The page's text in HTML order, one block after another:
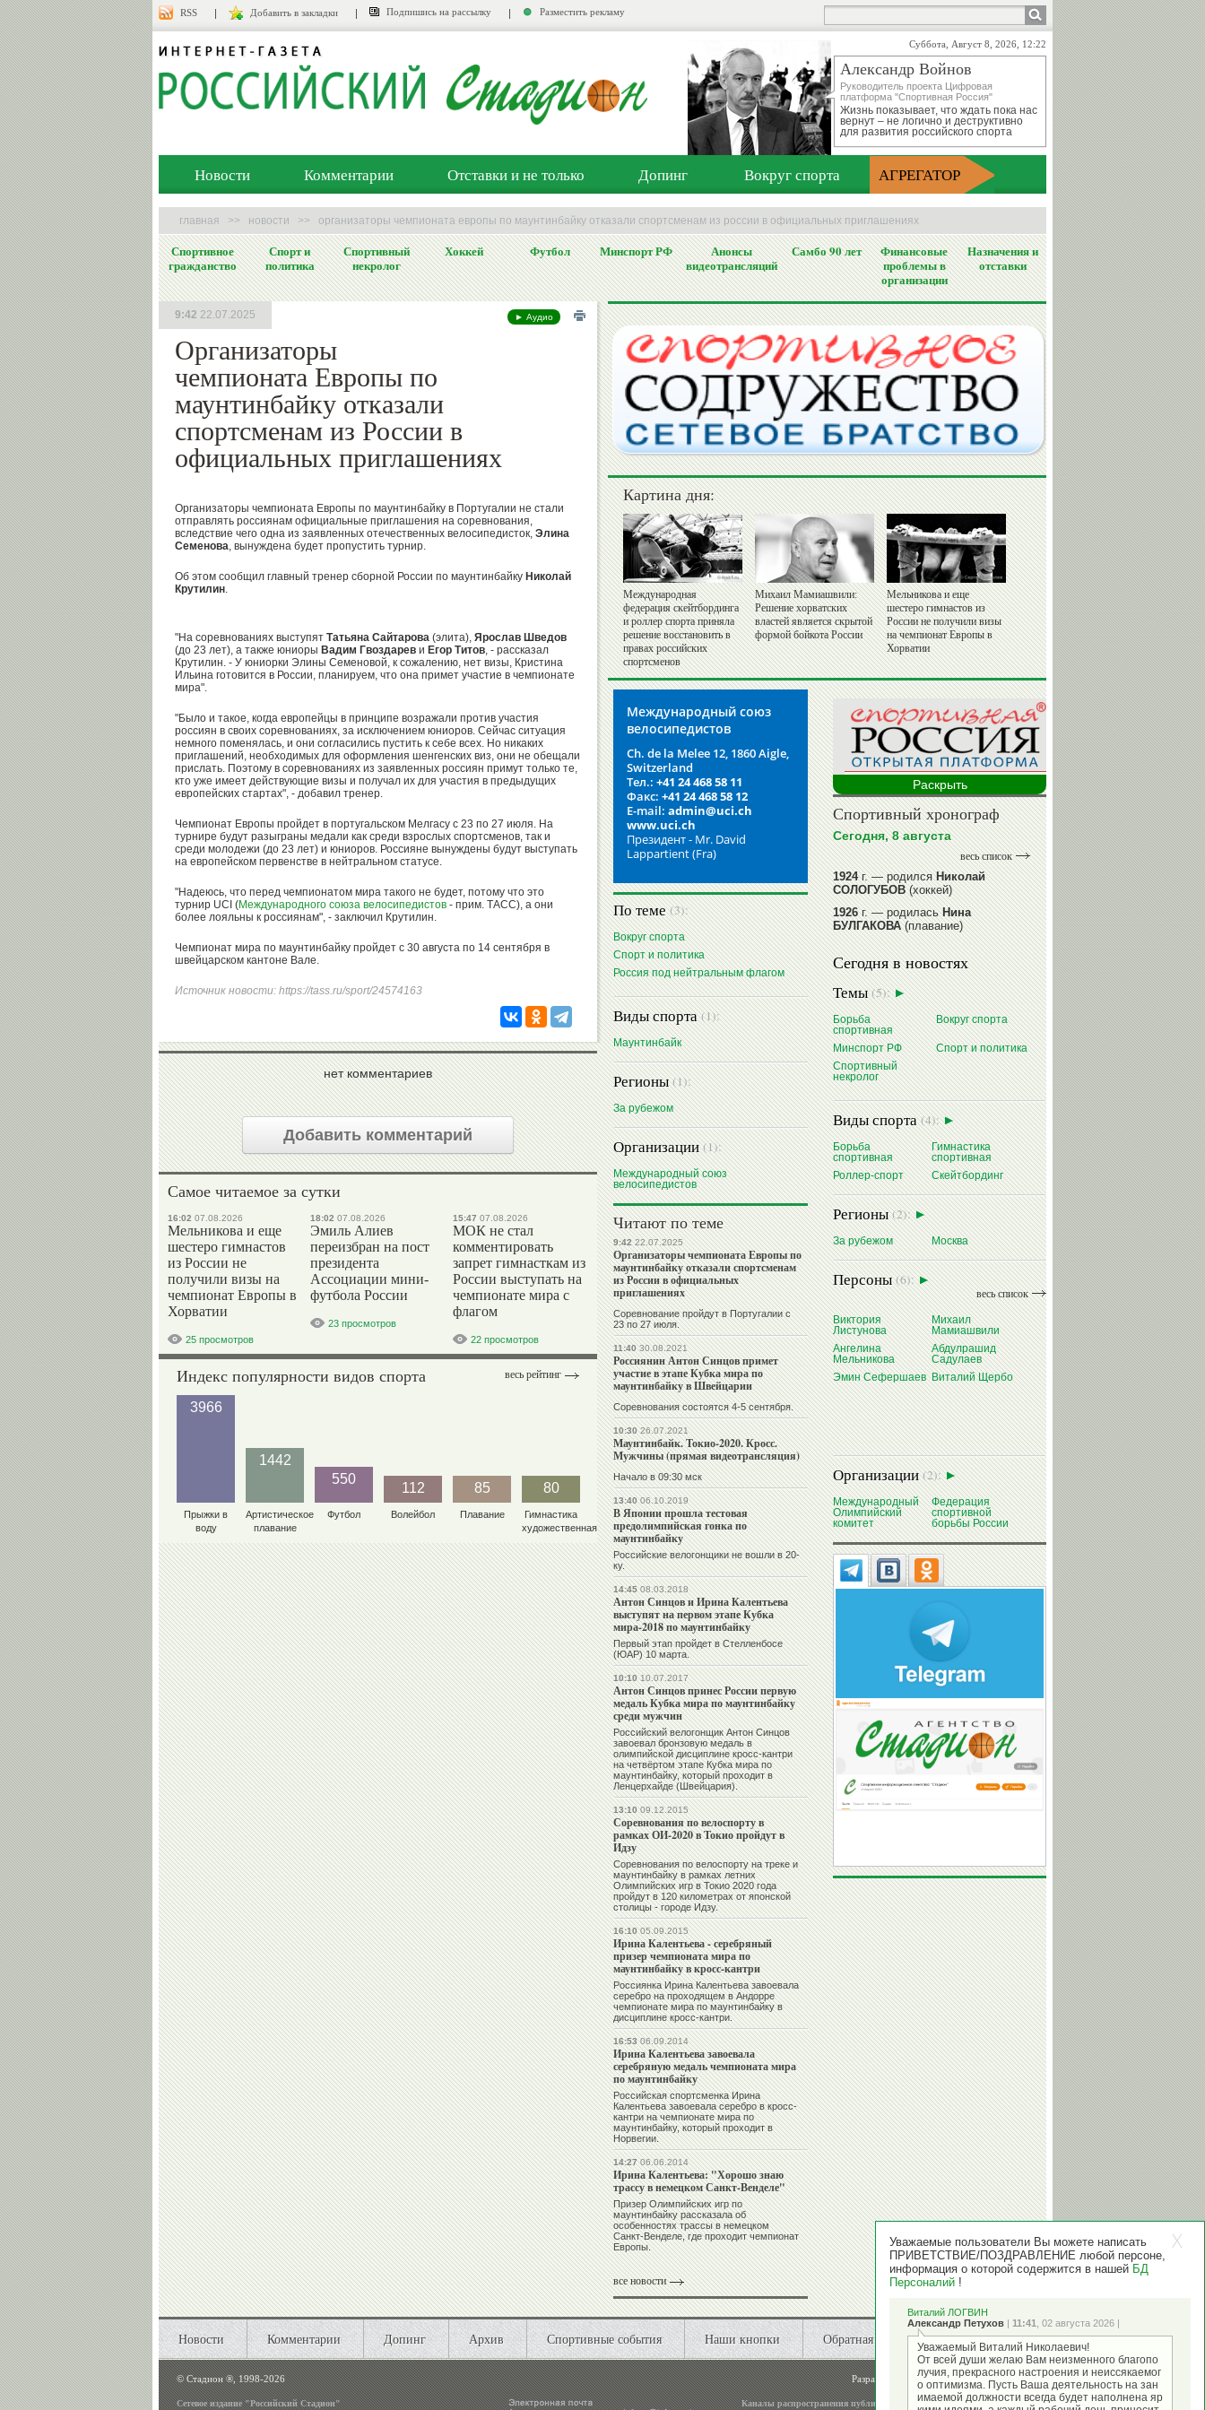
RSS Добавить в закладки Подпишись на рассылку Разместить рекламу
Суббота, Август 8, 2026, 12:22
Александр Войнов
Руководитель проекта Цифровая
платформа "Спортивная Россия"
Жизнь показывает, что ждать пока нас
вернут – не логично и деструктивно
для развития российского спорта
Новости Комментарии Отставки и не только Допинг Вокруг спорта АГРЕГАТОР
главная >> новости >> организаторы чемпионата европы по маунтинбайку отказали спортсменам из россии в официальных приглашениях
Спортивное
гражданство
Спорт и
политика
Спортивный
некролог
Хоккей Футбол Минспорт РФ
Анонсы
видеотрансляций
Самбо 90 лет
Финансовые
проблемы в
организации
Назначения и
отставки
► Аудио
Организаторы
чемпионата Европы по
маунтинбайку отказали
спортсменам из России в
официальных приглашениях
9:42 22.07.2025
Организаторы чемпионата Европы по маунтинбайку в Португалии не стали
отправлять россиянам официальные приглашения на соревнования,
вследствие чего одна из заявленных отечественных велосипедисток, Элина
Семенова, вынуждена будет пропустить турнир.
Об этом сообщил главный тренер сборной России по маунтинбайку Николай
Крутилин.
"На соревнованиях выступят Татьяна Сайтарова (элита), Ярослав Шведов
(до 23 лет), а также юниоры Вадим Гвоздарев и Егор Титов, - рассказал
Крутилин. - У юниорки Элины Семеновой, к сожалению, нет визы, Кристина
Ильина готовится в России, планируем, что она примет участие в чемпионате
мира".
"Было и такое, когда европейцы в принципе возражали против участия
россиян в своих соревнованиях, за исключением юниоров. Сейчас ситуация
немного поменялась, и они согласились пустить к себе всех. Но никаких
приглашений, необходимых для оформления шенгенских виз, они не обещали
прислать. Поэтому в соревнованиях из заявленных россиян примут только те,
кто уже имеет действующие визы и получал их для участия в предыдущих
европейских стартах", - добавил тренер.
Чемпионат Европы пройдет в португальском Мелгасу с 23 по 27 июля. На
турнире будут разыграны медали как среди взрослых спортсменов, так и
среди молодежи (до 23 лет) и юниоров. Россияне вынуждены будут выступать
на европейском первенстве в нейтральном статусе.
"Надеюсь, что перед чемпионатом мира такого не будет, потому что это
турнир UCI (Международного союза велосипедистов - прим. ТАСС), а они
более лояльны к россиянам", - заключил Крутилин.
Чемпионат мира по маунтинбайку пройдет с 30 августа по 14 сентября в
швейцарском кантоне Вале.
Источник новости: https://tass.ru/sport/24574163
нет комментариев
Добавить комментарий
Самое читаемое за сутки
16:02 07.08.2026
Мельникова и еще
шестеро гимнастов
из России не
получили визы на
чемпионат Европы в
Хорватии
25 просмотров
18:02 07.08.2026
Эмиль Алиев
переизбран на пост
президента
Ассоциации мини-
футбола России
23 просмотров
15:47 07.08.2026
МОК не стал
комментировать
запрет гимнасткам из
России выступать на
чемпионате мира с
флагом
22 просмотров
весь рейтинг
Индекс популярности видов спорта
3966
Прыжки в
воду
1442
Артистическое
плавание
550
Футбол
112
Волейбол
85
Плавание
80
Гимнастика
художественная
Картина дня:
Международная
федерация скейтбординга
и роллер спорта приняла
решение восстановить в
правах российских
спортсменов
Михаил Мамиашвили:
Решение хорватских
властей является скрытой
формой бойкота России
Мельникова и еще
шестеро гимнастов из
России не получили визы
на чемпионат Европы в
Хорватии
Международный союз
велосипедистов
Ch. de la Melee 12, 1860 Aigle,
Switzerland
Тел.: +41 24 468 58 11
Факс: +41 24 468 58 12
E-mail: admin@uci.ch
www.uci.ch
Президент - Mr. David
Lappartient (Fra)
По теме(3):
Вокруг спорта
Спорт и политика
Россия под нейтральным флагом
Виды спорта(1):
Маунтинбайк
Регионы(1):
За рубежом
Организации(1):
Международный союз
велосипедистов
Читают по теме
9:4222.07.2025
Организаторы чемпионата Европы по
маунтинбайку отказали спортсменам
из России в официальных
приглашениях
Соревнование пройдут в Португалии с
23 по 27 июля.
11:4030.08.2021
Россиянин Антон Синцов примет
участие в этапе Кубка мира по
маунтинбайку в Швейцарии
Соревнования состоятся 4-5 сентября.
10:3026.07.2021
Маунтинбайк. Токио-2020. Кросс.
Мужчины (прямая видеотрансляция)
Начало в 09:30 мск
13:4006.10.2019
В Японии прошла тестовая
предолимпийская гонка по
маунтинбайку
Российские велогонщики не вошли в 20-
ку.
14:4508.03.2018
Антон Синцов и Ирина Калентьева
выступят на первом этапе Кубка
мира-2018 по маунтинбайку
Первый этап пройдет в Стелленбосе
(ЮАР) 10 марта.
10:1010.07.2017
Антон Синцов принес России первую
медаль Кубка мира по маунтинбайку
среди мужчин
Российский велогонщик Антон Синцов
завоевал бронзовую медаль в
олимпийской дисциплине кросс-кантри
на четвёртом этапе Кубка мира по
маунтинбайку, который проходит в
Ленцерхайде (Швейцария).
13:1009.12.2015
Соревнования по велоспорту в
рамках ОИ-2020 в Токио пройдут в
Идзу
Соревнования по велоспорту на треке и
маунтинбайку в рамках летних
Олимпийских игр в Токио 2020 года
пройдут в 120 километрах от японской
столицы - городе Идзу.
16:1005.09.2015
Ирина Калентьева - серебряный
призер чемпионата мира по
маунтинбайку в кросс-кантри
Россиянка Ирина Калентьева завоевала
серебро на проходящем в Андорре
чемпионате мира по маунтинбайку в
дисциплине кросс-кантри.
16:5306.09.2014
Ирина Калентьева завоевала
серебряную медаль чемпионата мира
по маунтинбайку
Российская спортсменка Ирина
Калентьева завоевала серебро в кросс-
кантри на чемпионате мира по
маунтинбайку, который проходит в
Норвегии.
14:2706.06.2014
Ирина Калентьева: "Хорошо знаю
трассу в немецком Санкт-Венделе"
Призер Олимпийских игр по
маунтинбайку рассказала об
особенностях трассы в немецком
Санкт-Венделе, где проходит чемпионат
Европы.
все новости
Раскрыть
Спортивный хронограф
Сегодня, 8 августа
весь список
1924г. — родилсяНиколай
СОЛОГУБОВ(хоккей)
1926г. — родиласьНина
БУЛГАКОВА(плавание)
1941г. — родиласьРавиля
ПРОКОПЕНКО (САЛИМОВА)
(баскетбол)
1964г. — родилсяНиколай
ЖУРАВСКИЙ(гребля на байдарках
и каноэ)
1964г. — родилсяЮрий ХМЫЛЕВ
(хоккей)
читать далее
Сегодня в новостях
Темы(5):
Борьба
спортивная
Вокруг спорта
Минспорт РФ
Спорт и политика
Спортивный
некролог
Виды спорта(4):
Борьба
спортивная
Гимнастика
спортивная
Роллер-спорт
Скейтбординг
Регионы(2):
За рубежом Москва
Персоны(6):
весь список
Виктория
Листунова
Михаил
Мамиашвили
Ангелина
Мельникова
Абдулрашид
Садулаев
Эмин Сефершаев Виталий Щербо
Организации(2):
Международный
Олимпийский
комитет
Федерация
спортивной
борьбы России
Новости Комментарии Допинг Архив Спортивные события Наши кнопки Обратная связь
©Стадион ®, 1998-2026 Разработка и поддержкаООО "Стадион"
Сетевое издание "Российский Стадион"
Каналы распространения публикаций
Уважаемые пользователи Вы можете написать
ПРИВЕТСТВИЕ/ПОЗДРАВЛЕНИЕ любой персоне,
информация о которой содержится в нашей БД
Персоналий !
Виталий ЛОГВИН
Александр Петухов | 11:41 , 02 августа 2026 |
Уважаемый Виталий Николаевич!
От всей души желаю Вам неизменного благопо
лучия, прекрасного настроения и неиссякаемог
о оптимизма. Пусть Ваша деятельность на зан
имаемой должности всегда будет наполнена яр